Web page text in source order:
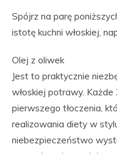
Spójrz na parę
istotę kuchni włoskiej,
Olej z oliwek
Jest to praktycznie
włoskiej potrawy. Każde
pierwszego tłoczenia,
realizowania diety w
niebezpieczeństwo